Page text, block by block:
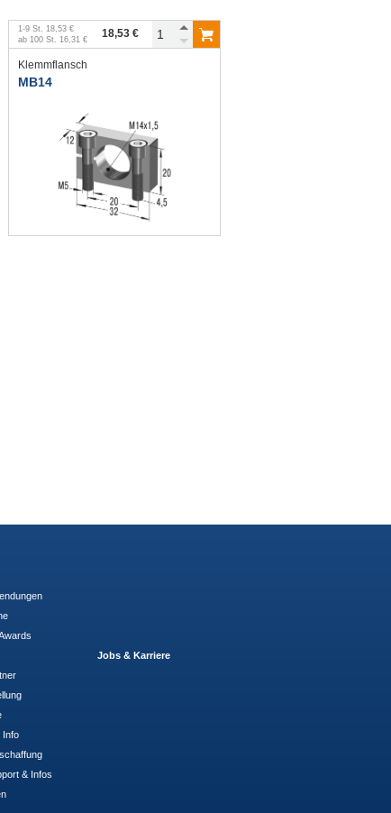
1 -9 St. 18,53 €
ab 100 St. 16,31 € 18,53 €
Klemmflansch
MB14
Info
& Infos
Jobs & Karriere